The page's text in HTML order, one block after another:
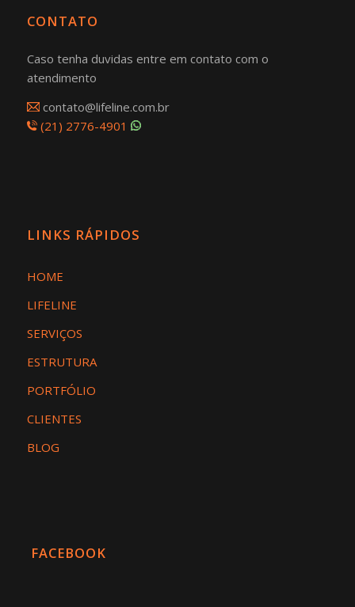
CONTATO
Caso tenha duvidas entre em contato com o
atendimento
contato@lifeline.com.br
(21) 2776-4901
LINKS RÁPIDOS
HOME
LIFELINE
SERVIÇOS
ESTRUTURA
PORTFÓLIO
CLIENTES
BLOG
FACEBOOK